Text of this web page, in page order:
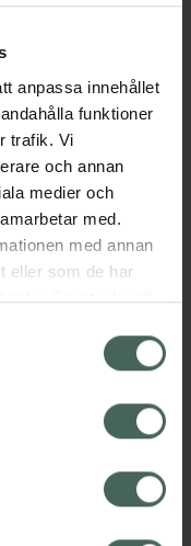
anpassa innehållet
funktioner
trafik. Vi
och annan
medier och
med.
med annan
eller som de har
Samtycke till
påverkar inte
innan återkallelsen.
hjälper
en återfuktad
finish.
för
hudtyper,
och solkräm
Visa